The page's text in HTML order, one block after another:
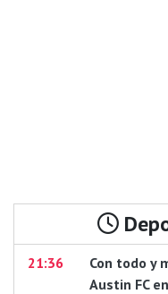
21:36
Con todo y
Austin FC